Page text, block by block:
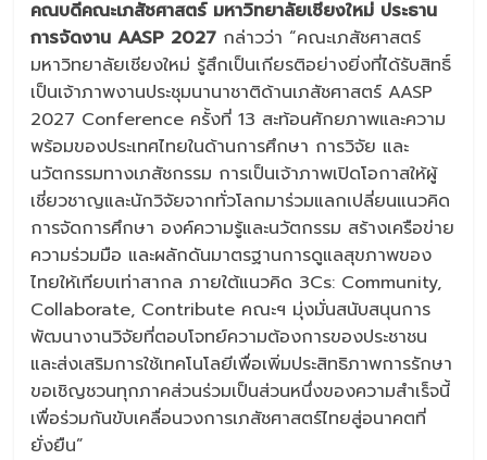
คณบดีคณะเภสัชศาสตร์ มหาวิทยาลัยเชียงใหม่ ประธาน
การจัดงาน AASP 2027 กล่าวว่า “คณะเภสัชศาสตร์
มหาวิทยาลัยเชียงใหม่ รู้สึกเป็นเกียรติอย่างยิ่งที่ได้รับสิทธิ์
เป็นเจ้าภาพงานประชุมนานาชาติด้านเภสัชศาสตร์ AASP
2027 Conference ครั้งที่ 13 สะท้อนศักยภาพและความ
พร้อมของประเทศไทยในด้านการศึกษา การวิจัย และ
นวัตกรรมทางเภสัชกรรม การเป็นเจ้าภาพเปิดโอกาสให้ผู้
เชี่ยวชาญและนักวิจัยจากทั่วโลกมาร่วมแลกเปลี่ยนแนวคิด
การจัดการศึกษา องค์ความรู้และนวัตกรรม สร้างเครือข่าย
ความร่วมมือ และผลักดันมาตรฐานการดูแลสุขภาพของ
ไทยให้เทียบเท่าสากล ภายใต้แนวคิด 3Cs: Community,
Collaborate, Contribute คณะฯ มุ่งมั่นสนับสนุนการ
พัฒนางานวิจัยที่ตอบโจทย์ความต้องการของประชาชน
และส่งเสริมการใช้เทคโนโลยีเพื่อเพิ่มประสิทธิภาพการรักษา
ขอเชิญชวนทุกภาคส่วนร่วมเป็นส่วนหนึ่งของความสำเร็จนี้
เพื่อร่วมกันขับเคลื่อนวงการเภสัชศาสตร์ไทยสู่อนาคตที่
ยั่งยืน”